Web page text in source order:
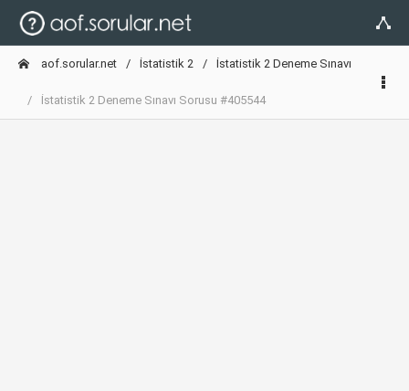
aof.sorular.net İstatistik 2 İstatistik 2 Deneme Sınavı
İstatistik 2 Deneme Sınavı Sorusu #405544